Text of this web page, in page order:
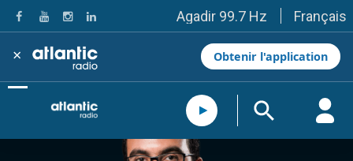
Agadir 99.7 Hz
Tanger 103.3 Hz
Tétouan 87.8 Hz
Fès 98.8 Hz
Meknès 97.2 Hz
El Jadida 97.3
Settat 104,6
Essaouira 96.6
Français
× Obtenir l'application